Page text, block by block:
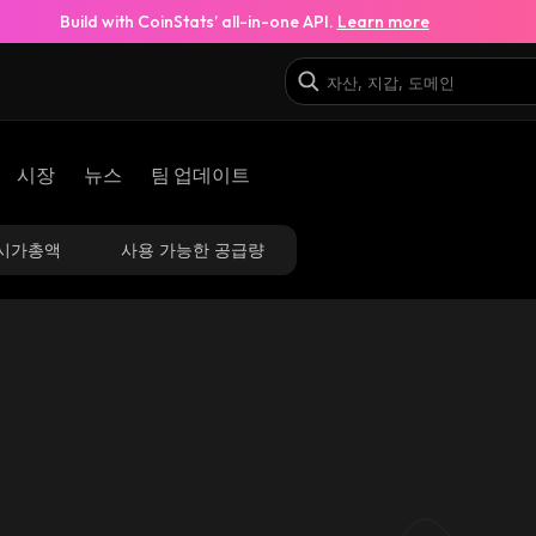
Build with CoinStats’ all-in-one API. Learn more
시장 뉴스 팀 업데이트
가총액 사용 가능한 공급량